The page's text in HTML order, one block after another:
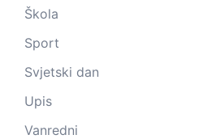
Škola
Sport
Svjetski dan
Upis
Vanredni